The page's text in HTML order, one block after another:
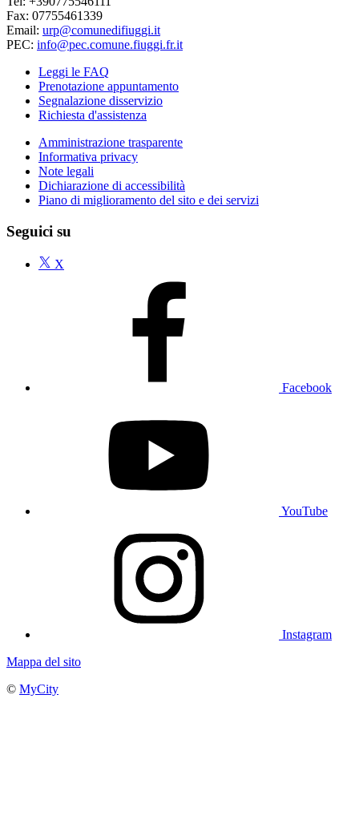
Fax: 07755461339
Email: urp@comunedifiuggi.it
PEC: info@pec.comune.fiuggi.fr.it
Leggi le FAQ
Prenotazione appuntamento
Segnalazione disservizio
Richiesta d'assistenza
Amministrazione trasparente
Informativa privacy
Note legali
Dichiarazione di accessibilità
Piano di miglioramento del sito e dei servizi
Seguici su
X
Facebook
YouTube
Instagram
Mappa del sito
© MyCity